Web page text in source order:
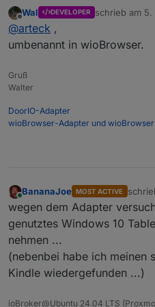
Programme mit
Text Nachrichten
Komplettpaket
Password: iobroker
Unter
Einstellungen/
tur einschalten.
Wird der Sip Client
tSip.exe starten und
Im Tray die tSip
@ hydrotec
iobroker.winBrowser
oder
ist..
nur mal als Anregung
Offline
Wal DEVELOPER schrieb am 5.
zuletzt
@arteck ,
umbenannt in wioBrowser.
Gruß
Walter
DoorIO-Adapter
wioBrowser-Adapter und wioBrowser
BananaJoe MOST ACTIVE
wegen dem Adapter
genutztes Windows 10
nehmen ...
(nebenbei habe ich meinen
Kindle wiedergefunden ...)
ioBroker@Ubuntu 24.04 LTS